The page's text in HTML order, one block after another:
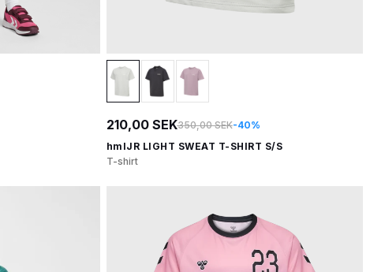
210,00 SEK350,00 SEK-40%
hmlJR LIGHT SWEAT T-SHIRT S/S
T-shirt